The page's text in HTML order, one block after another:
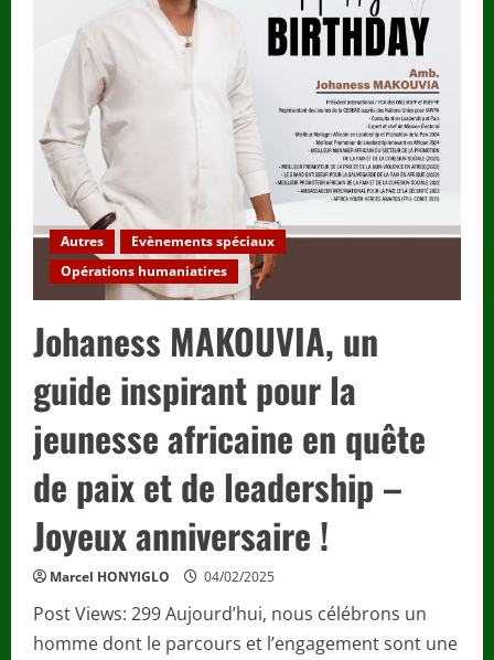
édition
réussie
Autres
Evènements spéciaux
Opérations humaniatires
Johaness MAKOUVIA, un
guide inspirant pour la
jeunesse africaine en quête
de paix et de leadership –
Joyeux anniversaire !
Marcel HONYIGLO 04/02/2025
Post Views: 299 Aujourd’hui, nous célébrons un
homme dont le parcours et l’engagement sont une